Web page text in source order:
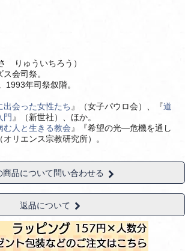
りゅういちろう）
会司祭。
1993年司祭叙階。
出会った女性たち 』（女子パウロ会）、『道
門 』（新世社）、ほか。
む人と生きる教会 』『希望の光―危機を通し
リエンス宗教研究所）。
商品について問い合わせる
返品について